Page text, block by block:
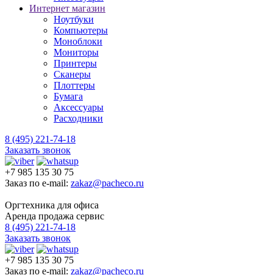
Интернет магазин
Ноутбуки
Компьютеры
Моноблоки
Мониторы
Принтеры
Сканеры
Плоттеры
Бумага
Аксессуары
Расходники
8 (495) 221-74-18
Заказать звонок
+7 985 135 30 75
Заказ по e-mail: zakaz@pacheco.ru
Оргтехника для офиса
Аренда продажа сервис
8 (495) 221-74-18
Заказать звонок
+7 985 135 30 75
Заказ по e-mail: zakaz@pacheco.ru